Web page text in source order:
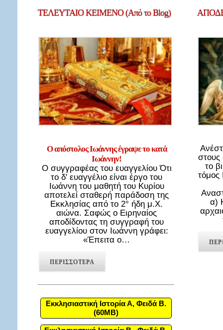
ΤΕΛΕΥΤΑΙΟΚΕΙΜΕΝΟ (Από το Blog)
Ο απόστολος Ιωάννης έγραψε το κατά
Ιωάννην!
Ο συγγραφέας του ευαγγελίου Ότι
το δ' ευαγγέλιο είναι έργο του
Ιωάννη του μαθητή του Κυρίου
αποτελεί σταθερή παράδοση της
Εκκλησίας από το 2° ήδη μ.Χ.
αιώνα. Σαφώς ο Ειρηναίος
αποδίδοντας τη συγγραφή του
ευαγγελίου στον Ιωάννη γράφει:
«Έπειτα ο…
ΠΕΡΙΣΣΟΤΕΡΑ
Εκκλησιαστική Ιστορία Α, Φειδά Β.
(60MB)
στους
το
α)